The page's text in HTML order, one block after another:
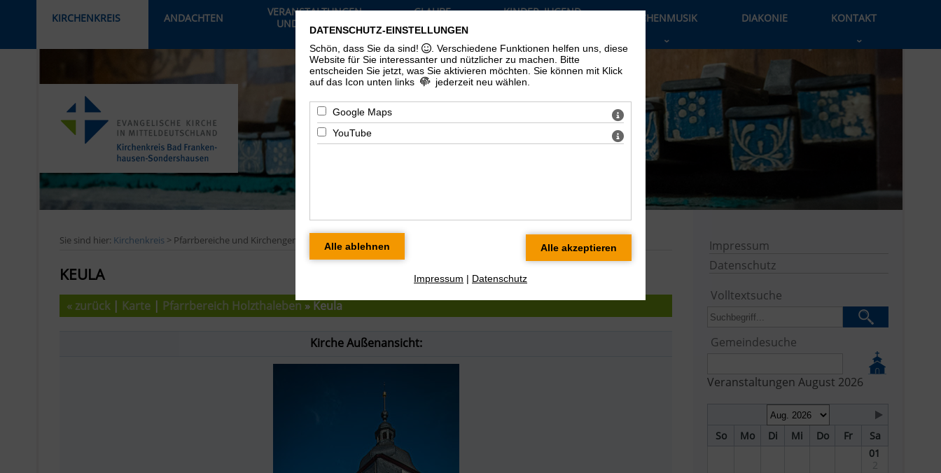
KIRCHENKREIS ANDACHTEN
VERANSTALTUNGEN
UND AKTUELLES
GLAUBE
UND LEBEN
KINDER, JUGEND
KIRCHENMUSIK
›
DIAKONIE KONTAKT
›
Sie sind hier: Kirchenkreis > Pfarrbereiche und Kirchengemeinden
KEULA
« zurück| Karte | Pfarrbereich Holzthaleben » Keula
Kirche Außenansicht:
Impressum
Datenschutz
Volltextsuche
Gemeindesuche
Veranstaltungen August 2026
So Mo Di Mi Do Fr
Sa
01
2
DATENSCHUTZ-EINSTELLUNGEN
Schön, dass Sie da sind!
. Verschiedene Funktionen helfen uns, diese
Website für Sie interessanter und nützlicher zu machen.
Bitte
entscheiden Sie jetzt, was Sie aktivieren möchten. Sie können mit Klick
auf das Icon unten links
jederzeit neu wählen.
Google Maps
YouTube
Impressum | Datenschutz